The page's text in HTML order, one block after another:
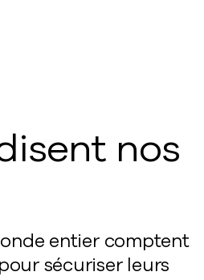
nos
entier comptent
sécuriser leurs